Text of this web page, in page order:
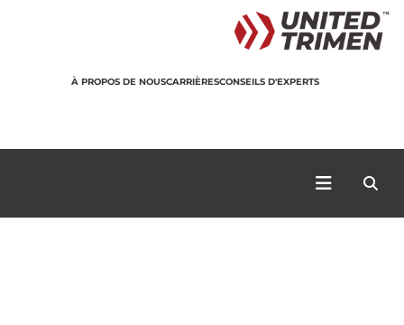
À PROPOS DE NOUSCARRIÈRESCONSEILS D'EXPERTS